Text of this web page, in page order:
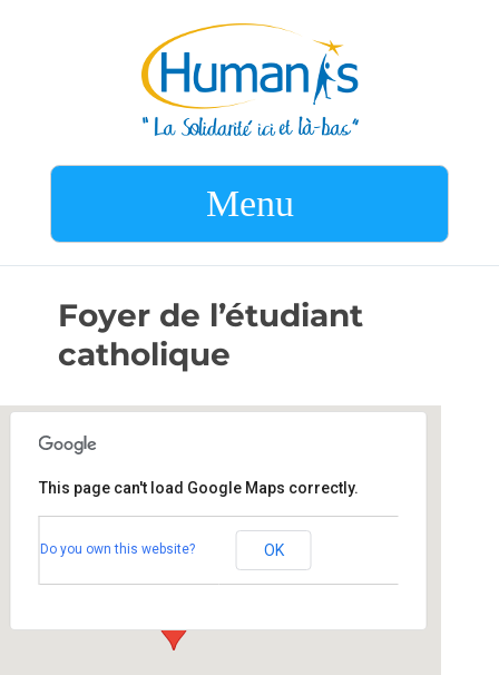
Menu
Foyer de l’étudiant
catholique
Foyer de l’étudiant catholique
17 place Saint-Étienne - Strasbourg
This page can't load Google Maps correctly.
Do you own this website? OK